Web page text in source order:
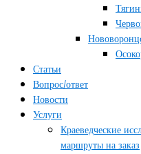
Статьи
Вопрос/ответ
Новости
Услуги
Краеведческие
маршруты на заказ